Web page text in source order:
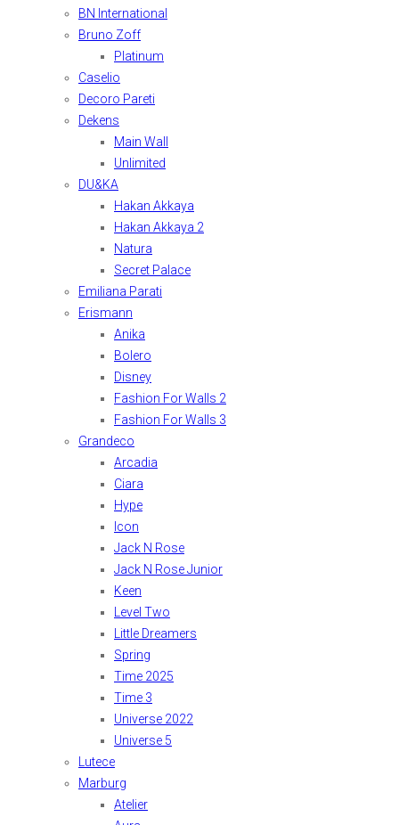
BN International
Bruno Zoff
Platinum
Caselio
Decoro Pareti
Dekens
Main Wall
Unlimited
DU&KA
Hakan Akkaya
Hakan Akkaya 2
Natura
Secret Palace
Emiliana Parati
Erismann
Anika
Bolero
Disney
Fashion For Walls 2
Fashion For Walls 3
Grandeco
Arcadia
Ciara
Hype
Icon
Jack N Rose
Jack N Rose Junior
Keen
Level Two
Little Dreamers
Spring
Time 2025
Time 3
Universe 2022
Universe 5
Lutece
Marburg
Atelier